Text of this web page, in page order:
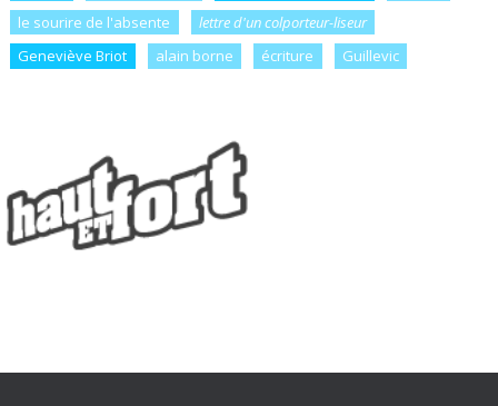
le sourire de l'absente
lettre d'un colporteur-liseur
Geneviève Briot
alain borne écriture Guillevic